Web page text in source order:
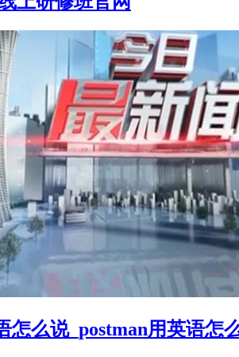
怎么说_postman用英语怎